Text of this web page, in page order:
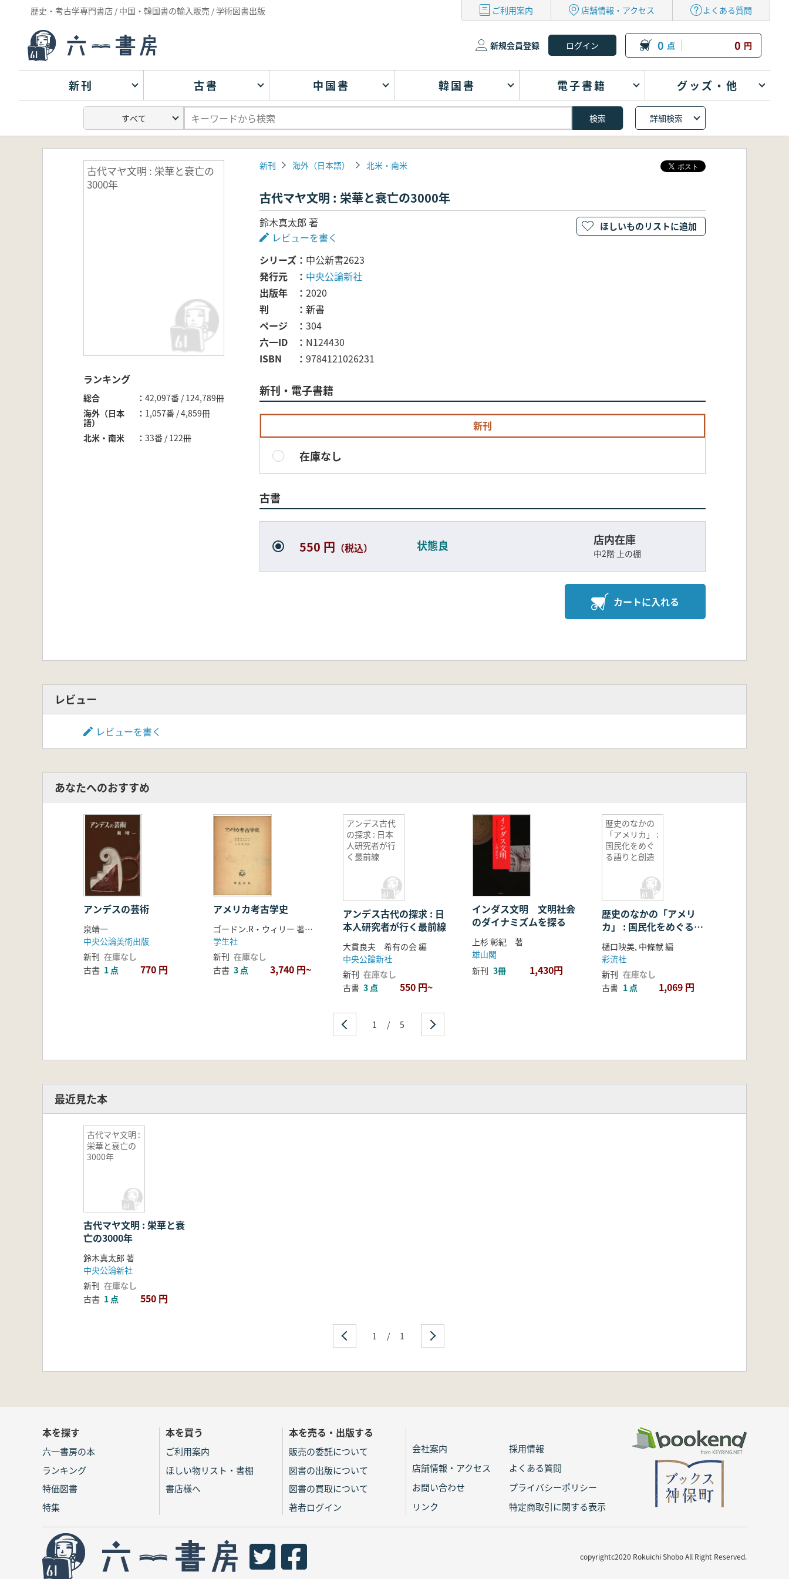
歴史・考古学専門書店 / 中国・韓国書の輸入販売 / 学術図書出版 ご利用案内 店舗情報・アクセス よくある質問
新規会員登録 0 点 0 円
新刊 古書 中国書 韓国書 電子書籍 グッズ・他
詳細検索
古代マヤ文明 : 栄華と衰亡の
3000年
ランキング
総合
42,097番 / 124,789冊
海外（日本
語）
1,057番 / 4,859冊
北米・南米 33番 / 122冊
新刊 海外（日本語） 北米・南米
古代マヤ文明 : 栄華と衰亡の3000年
鈴木真太郎 著
レビューを書く
シリーズ
中公新書2623
発行元
中央公論新社
出版年
2020
判
新書
ページ
304
六一ID
N124430
ISBN
9784121026231
新刊・電子書籍
新刊
在庫なし
古書
550 円 （税込） 状態良 店内在庫
中2階 上の棚
カートに入れる
ほしいものリストに追加
レビュー
レビューを書く
あなたへのおすすめ
アンデスの芸術
泉靖一
中央公論美術出版
新刊 在庫なし
古書 1 点 770 円
アメリカ考古学史
ゴードン.R・ウィリー 著 J・A・サブロフ 訳 小谷凱宣 訳
学生社
新刊 在庫なし
古書 3 点 3,740 円~
アンデス古代
の探求 : 日本
人研究者が行
く最前線
アンデス古代の探求 : 日
本人研究者が行く最前線
大貫良夫 希有の会 編
中央公論新社
新刊 在庫なし
古書 3 点 550 円~
インダス文明 文明社会
のダイナミズムを探る
上杉 彰紀 著
雄山閣
新刊 3冊 1,430円
歴史のなかの
「アメリカ」 :
国民化をめぐ
る語りと創造
歴史のなかの「アメリ
カ」 : 国民化をめぐる語
りと創造
樋口映美, 中條献 編
彩流社
新刊 在庫なし
古書 1 点 1,069 円
1 / 5
最近見た本
古代マヤ文明 :
栄華と衰亡の
3000年
古代マヤ文明 : 栄華と衰
亡の3000年
鈴木真太郎 著
中央公論新社
新刊 在庫なし
古書 1 点 550 円
1 / 1
本を探す
六一書房の本
ランキング
特価図書
特集
本を買う
ご利用案内
ほしい物リスト・書棚
書店様へ
本を売る・出版する
販売の委託について
図書の出版について
図書の買取について
著者ログイン
会社案内
採用情報
店舗情報・アクセス
よくある質問
お問い合わせ
プライバシーポリシー
リンク
特定商取引に関する表示
copyrightc2020 Rokuichi Shobo All Right Reserved.